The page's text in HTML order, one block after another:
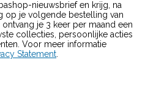
nieuwsbrief en krijg, na
op je volgende bestelling van
je 3 keer per maand een
collecties, persoonlijke acties
Voor meer informatie
Statement.